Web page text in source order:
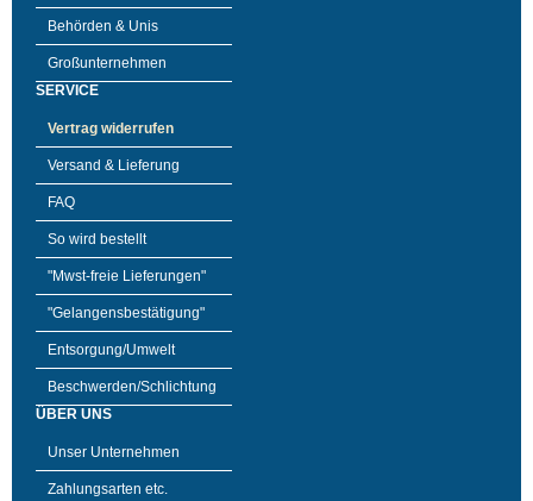
Behörden & Unis
Großunternehmen
SERVICE
Vertrag widerrufen
Versand & Lieferung
FAQ
So wird bestellt
"Mwst-freie Lieferungen"
"Gelangensbestätigung"
Entsorgung/Umwelt
Beschwerden/Schlichtung
ÜBER UNS
Unser Unternehmen
Zahlungsarten etc.